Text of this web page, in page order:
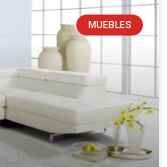
MUEBLES